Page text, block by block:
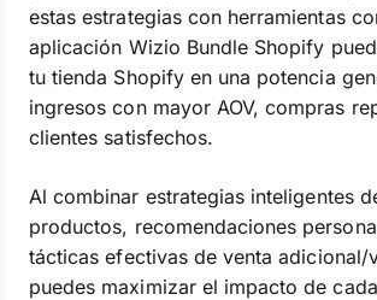
estas estrategias con herramientas
aplicación Wizio Bundle Shopify
tu tienda Shopify en una potencia
ingresos con mayor AOV, compras
clientes satisfechos.
Al combinar estrategias inteligentes
productos, recomendaciones
tácticas efectivas de venta adicional/
puedes maximizar el impacto de